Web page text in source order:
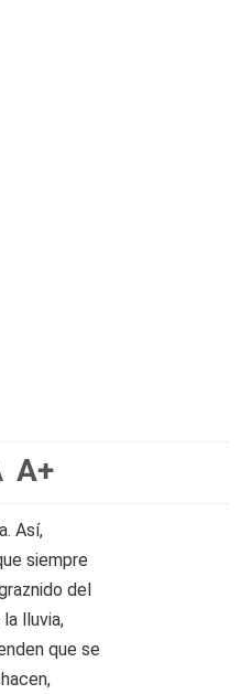
A+
Así,
siempre
del
lluvia,
que se